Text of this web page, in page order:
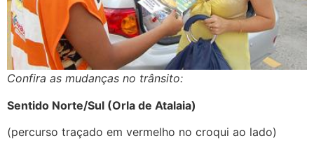
Confira as mudanças no trânsito:
Sentido Norte/Sul (Orla de Atalaia)
(percurso traçado em vermelho no croqui ao lado)